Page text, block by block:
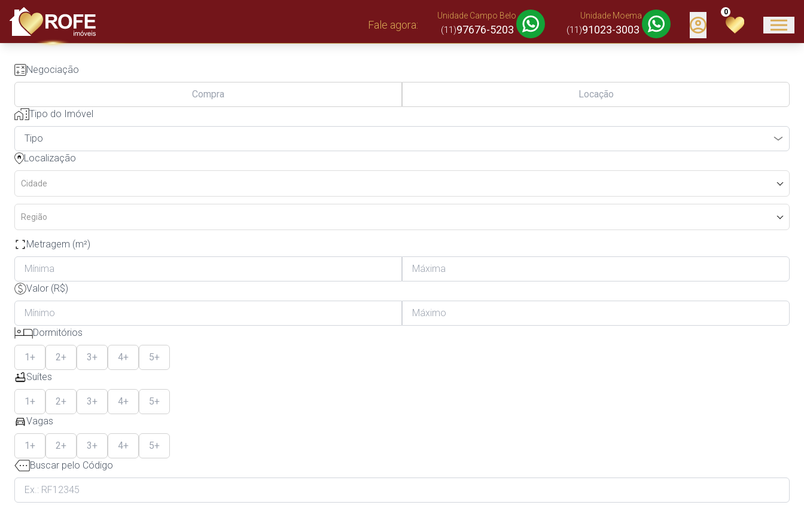
Fale agora:
Unidade Campo Belo
(11)97676-5203
Unidade Moema
(11)91023-3003
0
Negociação
Compra
Locação
Tipo do Imóvel
Localização
Cidade
Região
Metragem (m²)
Valor (R$)
Dormitórios
1+ 2+ 3+ 4+
5+
Suítes
1+ 2+ 3+ 4+
5+
Vagas
1+ 2+ 3+ 4+
5+
Buscar pelo Código